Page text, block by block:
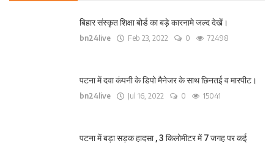
बिहार संस्कृत शिक्षा बोर्ड का बड़े कारनामे जल्द देखें।
bn24live Feb 23, 2022 0 72498
पटना में दवा कंपनी के डिपो मैनेजर के साथ छिनतई व मारपीट।
bn24live Jul 16, 2022 0 15041
पटना में बड़ा सड़क हादसा , 3 किलोमीटर में 7 जगह पर कई